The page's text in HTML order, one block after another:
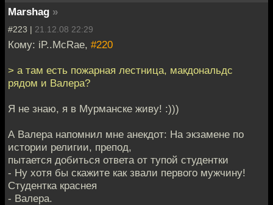
Marshag »
#223 | 21.12.08 22:29
Кому: iP..McRae, #220
> а там есть пожарная лестница, макдональдс
рядом и Валера?
Я не знаю, я в Мурманске живу! :)))
А Валера напомнил мне анекдот: На экзамене по
истории религии, препод,
пытается добиться ответа от тупой студентки
- Ну хотя бы скажите как звали первого мужчину!
Студентка краснея
- Валера.